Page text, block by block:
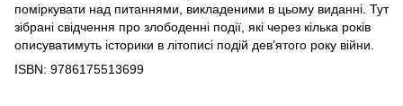
поміркувати над питаннями, викладеними в цьому виданні. Тут
зібрані свідчення про злободенні події, які через кілька років
описуватимуть історики в літописі подій дев’ятого року війни.
ISBN: 9786175513699